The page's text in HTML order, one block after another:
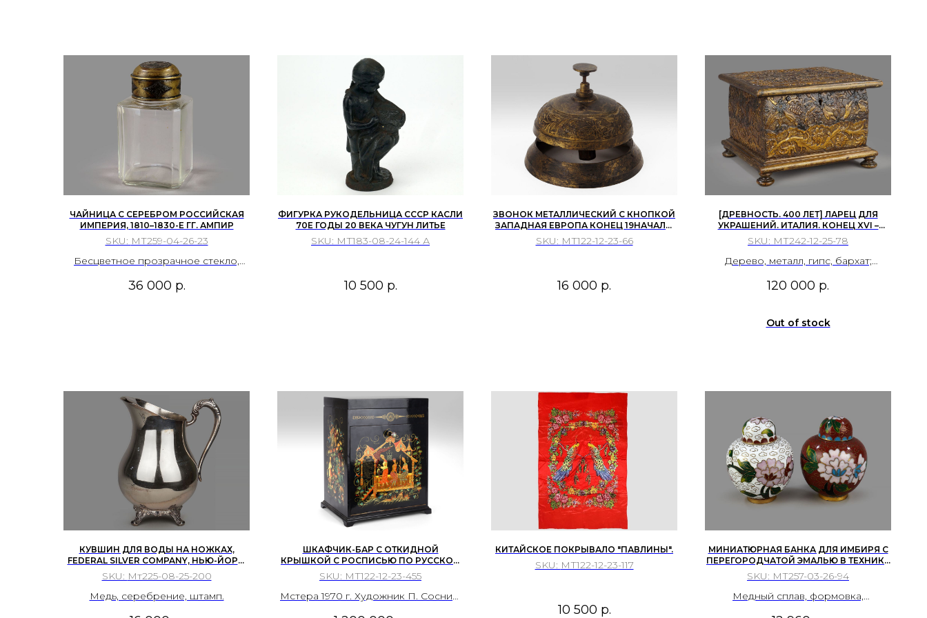
традиционно привозимый с
курортов. Остенде называют
«королевой бельгийского
побережья».
ЧАЙНИЦА С СЕРЕБРОМ РОССИЙСКАЯ
ИМПЕРИЯ, 1810–1830-Е ГГ. АМПИР
SKU: МТ259-04-26-23
Бесцветное прозрачное стекло,
формование, шлифовка и
36 000 р.
ФИГУРКА РУКОДЕЛЬНИЦА СССР КАСЛИ
70Е ГОДЫ 20 ВЕКА ЧУГУН ЛИТЬЕ
SKU: МТ183-08-24-144 А
10 500 р.
ЗВОНОК МЕТАЛЛИЧЕСКИЙ С КНОПКОЙ
ЗАПАДНАЯ ЕВРОПА КОНЕЦ 19НАЧАЛО
20 ВЕКОВ
SKU: МТ122-12-23-66
16 000 р.
[ДРЕВНОСТЬ. 400 ЛЕТ] ЛАРЕЦ ДЛЯ
УКРАШЕНИЙ. ИТАЛИЯ. КОНЕЦ XVI –
НАЧАЛО XVII ВЕКА. ИТАЛИЯ.
SKU: МТ242-12-25-78
Дерево, металл, гипс, бархат;
120 000 р.
Out of stock
КУВШИН ДЛЯ ВОДЫ НА НОЖКАХ,
FEDERAL SILVER COMPANY, НЬЮ-ЙОРК,
АМЕРИКА, 1920-1960-Е ГГ.
SKU: Мт225-08-25-200
Медь, серебрение, штамп.
ШКАФЧИК-БАР С ОТКИДНОЙ
КРЫШКОЙ С РОСПИСЬЮ ПО РУССКОЙ
НАРОДНОЙ СКАЗКЕ «ВАСИЛИСА
ПРЕКРАСНАЯ».
SKU: МТ122-12-23-455
Мстера 1970 г. Художник П. Соснин.
КИТАЙСКОЕ ПОКРЫВАЛО "ПАВЛИНЫ".
SKU: МТ122-12-23-117
10 500 р.
МИНИАТЮРНАЯ БАНКА ДЛЯ ИМБИРЯ С
ПЕРЕГОРОДЧАТОЙ ЭМАЛЬЮ В ТЕХНИКЕ
КЛУАЗОНЕ. ДВЕ ШТУКИ. КИТАЙ.
SKU: МТ257-03-26-94
Медный сплав, формовка,